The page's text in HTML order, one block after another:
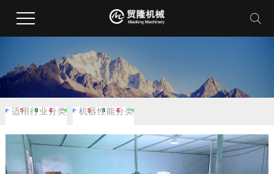
适用行业分类 机器性能分类